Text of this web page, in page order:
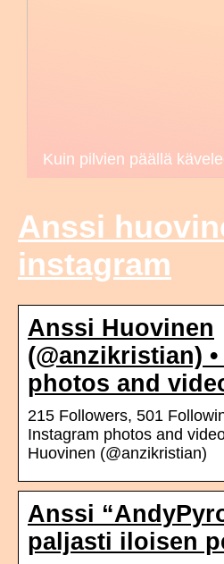
Kuin pilvien päällä
Anssi
instagram
Anssi Huovinen
(@anzikristian)
photos and
215 Followers, 501
Instagram photos and
Huovinen (@anzikristian)
Anssi
paljasti iloisen